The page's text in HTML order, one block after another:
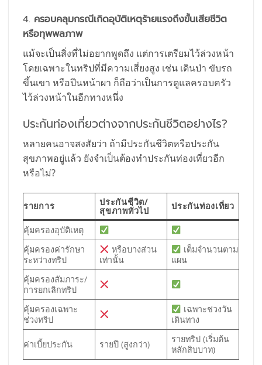
4. ครอบคลุมกรณีเกิดอุบัติเหตุร้ายแรงถึงขั้นเสียชีวิต
หรือทุพพลภาพ
แม้จะเป็นสิ่งที่ไม่อยากพูดถึง แต่การเตรียมไว้ล่วงหน้า
โดยเฉพาะในทริปที่มีความเสี่ยงสูง เช่น เดินป่า ขับรถ
ขึ้นเขา หรือปีนหน้าผา ก็ถือว่าเป็นการดูแลครอบครัว
ไว้ล่วงหน้าในอีกทางหนึ่ง
ประกันท่องเที่ยวต่างจากประกันชีวิตอย่างไร?
หลายคนอาจสงสัยว่า ถ้ามีประกันชีวิตหรือประกัน
สุขภาพอยู่แล้ว ยังจำเป็นต้องทำประกันท่องเที่ยวอีก
หรือไม่?
รายการ ประกันชีวิต/
สุขภาพทั่วไป ประกันท่องเที่ยว
คุ้มครองอุบัติเหตุ
คุ้มครองค่ารักษา
ระหว่างทริป
หรือบางส่วน
เท่านั้น
เต็มจำนวนตาม
แผน
คุ้มครองสัมภาระ/
การยกเลิกทริป
คุ้มครองเฉพาะ
ช่วงทริป
เฉพาะช่วงวัน
เดินทาง
ค่าเบี้ยประกัน รายปี (สูงกว่า)
รายทริป (เริ่มต้น
หลักสิบบาท)